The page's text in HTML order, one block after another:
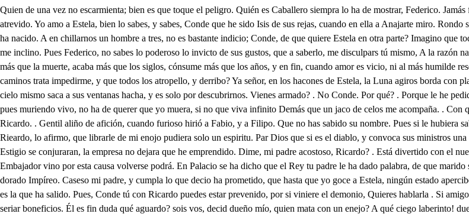
Quien de una vez no escarmienta; bien es que toque el peligro. Quién es Caballero siempra lo ha de mostrar, Federico. Jamás fue cobarde amor, que en fe de que tiene bríos, desnudo al riesgo se opone, sin armas es atrevido. Yo amo a Estela, bien lo sabes, y sabes, Conde que he sido Isis de sus rejas, cuando en ella a Anajarte miro. Rondo su calle, juzgando que lágrimas, y suspiros han de ablandar la dureza de quien tan bella ha nacido. A en chillarnos un hombre a tres, no es bastante indicio; Conde, de que quiere Estela en otra parte? Imagino que todo amante es valiente. Pues tu jamás has querido? No pasa de los deseos el amor a que me inclino. Pues Federico, no sabes lo poderoso lo invicto de sus gustos, que a saberlo, me disculpars tú mismo, A la razón natural, y poderoso distincto previerte amor? . Es amor juez del libre albedrío; es amor más que la muerte, acaba más que los siglos, cónsume más que los años, y en fin, cuando amor es vicio, ni al más humilde reserva, ni exceptua al más altivo. No has visto, Conde a mi padre, que por diversos caminos trata impedirme, y que todos los atropello, y derribo? Ya señor, en los hacones de Estela, la Luna agiros borda con plata sus marcos. Salió porque hemos venido, que natitan desdichado, que el cielo que el cielo mismo saca a sus ventanas hacha, y es solo por descubrirnos. Vienes armado? . No Conde. Por qué? . Porque le he pedido a la muerte, que me acabe: y es el hado tan prolijo, que por saber que daseo morir, pues muriendo vivo, no ha de querer que yo muera, si no que viva infinito Demás que un jaco de celos me acompaña. . Con qué bríos hizo de su acero rayos anoche nuestro enemigo! Yo le quedé aficionado, Ricardo. . Gentil aliño de afición, cuando furioso hirió a Fabio, y a Filipo. Que no has sabido su nombre. Pues si le hubiera sabido no pregonara la fama mi venganza, y su castigo? Es dice que es el demonio, y yo Rieardo, lo afirmo, que librarle de mi enojo pudiera solo un espiritu. Par Dios que si es el diablo, y convoca sus ministros una noche, que sospecho un temerario peligro Pues aunque contra mí pe las fleras del lago Estigio se conjuraran, la empresa no dejara que he emprendido. Dime, mi padre acostoso, Ricardo? . Está divertido con el nuevo Embajador de Polonia. . Yo no admito casamiento en estos tiempos; y si el Embajador vino por esta causa volverse podrá. En Palacio se ha dicho que el Rey tu padre le ha dado palabra, de que marido serás de su Infanta, Bueno, cuando tan distante vivo de casarme como el mar está del dorado Impíreo. Caseso mi padre, y cumpla lo que decio ha prometido, que hasta que yo goce a Estela, ningún estado apercibo. Mas oye que de esta reja me va diciendo el ruido, que borda el Sol su dureza. Estela es la que ha salido. Pues, Conde tú con Ricardo puedes estar prevenido, por si viniere el demonio, Quieres hablarla . Si amigo aunque a saber que soy yo, ta tal su Sol peregrino. que se eclipsarán sus rayos, por no seriar boneficios. Él es fin duda qué aguardo? sois vos, decid dueño mío, quien mata con un enejo? A qué ciego laberinto! dueño llama Estela a un hombre; ce los haced vuestro eficio, y si no dria muerte, celes, haced que piarda el juicio. Sola ves, mi querido amante? Y que nombrar no ha querido lmombre de quien me agravia Llegad señor. . Llego, y finjo que soy el que ella ha llamado, que con aquesto consigo sabar quien es el villano, que a mi poder atrevido se opone, y acuchillarme tantas veces como he visto ha podido . No llegáis? Estela mi bien, qué digo? mi mal dijera mejor De qué os turbéis? Negros visos, ya es hora que Estela sulga; para que goce un rendido tanto amor como la debo, tanta fe con que la firno. San Lucerno en tanta noche, que de vayara ha vestido el día, guíe mis pasos: pero juro a Jesucristo, que los valientes de anache que quedaron ofendidos, han de traer treinta escuadras; y andar buscando peligros, son pruebas que yo no aprueno. Digo Estela, que no ha sido, sino recato amorosa la detención. . El oído pon, Viento, en aquella reja. Haré muy mal si te sirvo. Porqué? . Porque mis orejas hasta aquí no han delinquido, para ponerlas en alto. Escucha necio, que he oído hablar a Estela. . Agradezco los favores recibidos. Qué es aquello de agradezco? Qué es aquesto cielo impío? que presto fui desdichado! Cayó en tierra el edificio. Con un engaño pretendo . que me diga el nombre mismo del galán que la enamora: estoy, Estela corrido, de que así olvidéis mi nombre, pues que no habiéndonos visto tanto, no me habéis nombrado, y es, señora, mucho olvido. Que no le nombre se queja, áspides, y basiliscos son sus razones. . Aguarda, que al nombrarle descubrimos aqueste galán fantasa. Pienso que estáis divertido, pues habiendo concertado, que las noches que a este sitio salga a hableros, nunca os nombre, porque estamos a peligro de que os conozcan, si acaso algún curioso vecino, coronista de las famas, lo pretende presumido. Si así olvídáis lo que importa a vuestro honor, como al mío, no dudo que con mi amor haréis en brene lo mismo. Todo está echado a perdere mi bien en el paraiso de vuestra presencia núnca me acuerdo de la que finjo Viven los cielos (ah ingreta) que lo propio que conmigo ha tratado, hace con otro. Haralo con otros cinco. Mal conoces las mujeres, y más las de nuestro siglo, arpías disimuladas, y más Estela. . Atrevido, contra la beldad sagrada de aquel Serafín divin hablas mal? . Jesús que cosas, cuando nos desuella vivos. En fin qué me queréis tanto? Es mar de lo que os he dicho; que como es mi amor persero, le precia de Vizcaino Que no consiga mi intento! Pues tanto se ha detenido su Alteza Estela se humana, E cuche os honor mío, porque de una vez nos mate un golpe tan atrevido. Pienso que no es Carlos este, . que el